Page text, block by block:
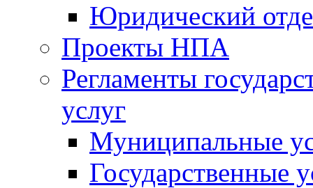
Юридический
Проекты НПА
Регламенты
услуг
Муниципальные
Государственные